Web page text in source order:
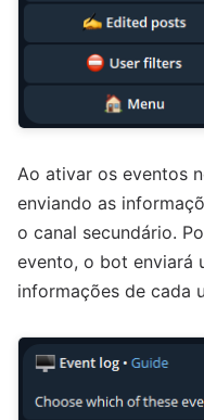
Ao ativar os eventos
enviando as
o canal secundário.
evento, o bot enviará
informações de cada